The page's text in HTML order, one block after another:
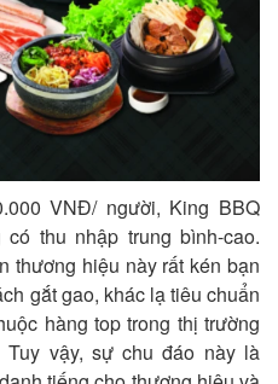
VNĐ/ người, King BBQ
thu nhập trung bình-cao.
thương hiệu này rất kén bạn
gắt gao, khác lạ tiêu chuẩn
hàng top trong thị trường
vậy, sự chu đáo này là